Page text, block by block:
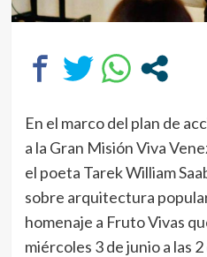
En el marco del plan de
a la Gran Misión Viva
el poeta Tarek William
sobre arquitectura
homenaje a Fruto Vivas
miércoles 3 de junio a las